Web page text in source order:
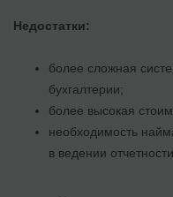
Недостатки:
более сложная
бухгалтерии;
более высокая
необходимость
в ведении отчетности.